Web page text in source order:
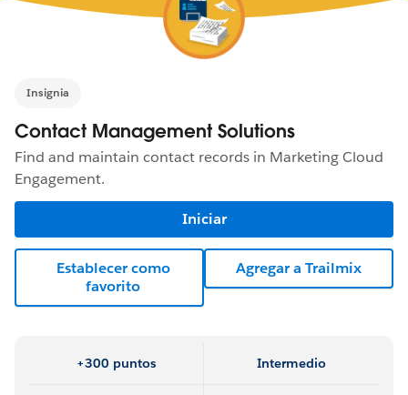
Insignia
Contact Management Solutions
Find and maintain contact records in Marketing Cloud
Engagement.
Iniciar
Establecer como
favorito
Agregar a Trailmix
+300 puntos Intermedio